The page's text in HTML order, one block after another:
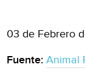
03 de Febrero
Fuente:Animal